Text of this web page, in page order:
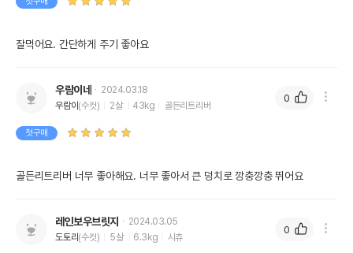
잘먹어요. 간단하게 주기 좋아요
우람이네
2024.03.18
우람이 (수컷) 2살 43kg 골든리트리버
첫구매
골든리트리버 너무 좋아해요. 너무 좋아서 큰 덩치로 깡충깡충 뛰어요
0
레인보우브릿지
2024.03.05
도토리 (수컷) 5살 6.3kg 시츄
0